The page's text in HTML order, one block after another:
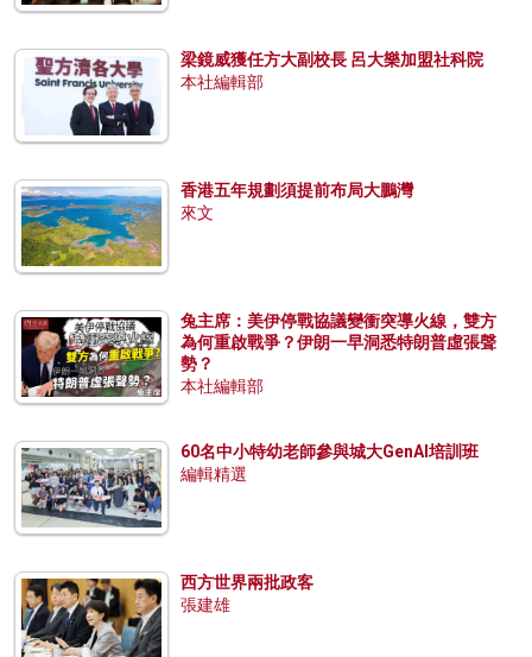
梁鏡威獲任方大副校長 呂大樂加盟社科院
本社編輯部
香港五年規劃須提前布局大鵬灣
來文
兔主席：美伊停戰協議變衝突導火線，雙方
為何重啟戰爭？伊朗一早洞悉特朗普虛張聲
勢？
本社編輯部
60名中小特幼老師參與城大GenAI培訓班
編輯精選
西方世界兩批政客
張建雄